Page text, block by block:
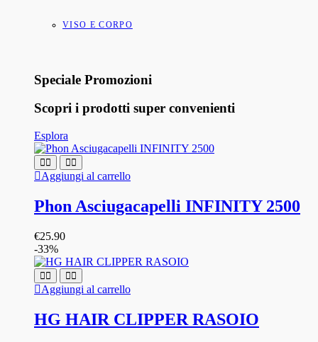
VISO E CORPO
Speciale Promozioni
Scopri i prodotti super convenienti
Esplora
Aggiungi al carrello
Phon Asciugacapelli INFINITY 2500
€25.90
-33%
Aggiungi al carrello
HG HAIR CLIPPER RASOIO